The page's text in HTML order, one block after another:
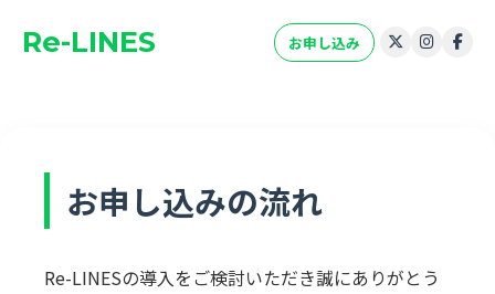
Re-LINES お申し込み
お申し込みの流れ
Re-LINESの導入をご検討いただき誠にありがとう